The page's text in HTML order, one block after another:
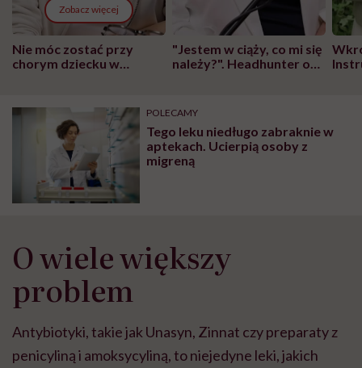
Zobacz więcej
Nie móc zostać przy
chorym dziecku w
może chyba tylko
głupota i brak
wyobraźni"
"Jestem w ciąży, co mi się
należy?". Headhunter o
pracy
POLECAMY
Tego leku niedługo zabraknie w
aptekach. Ucierpią osoby z
migreną
O wiele większy
problem
Antybiotyki, takie jak Unasyn, Zinnat czy preparaty z
penicyliną i amoksycyliną, to niejedyne leki, jakich